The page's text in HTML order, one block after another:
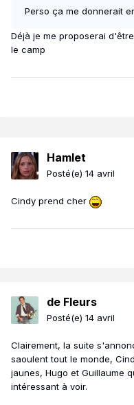
Perso ça me donnerait
Déjà je me proposerai
le camp
Hamlet
Posté(e) 14 avril
Cindy prend cher
de Fleurs
Posté(e) 14 avril
Clairement, la suite
saoulent tout le monde,
jaunes, Hugo et Guillaume
intéressant à voir.